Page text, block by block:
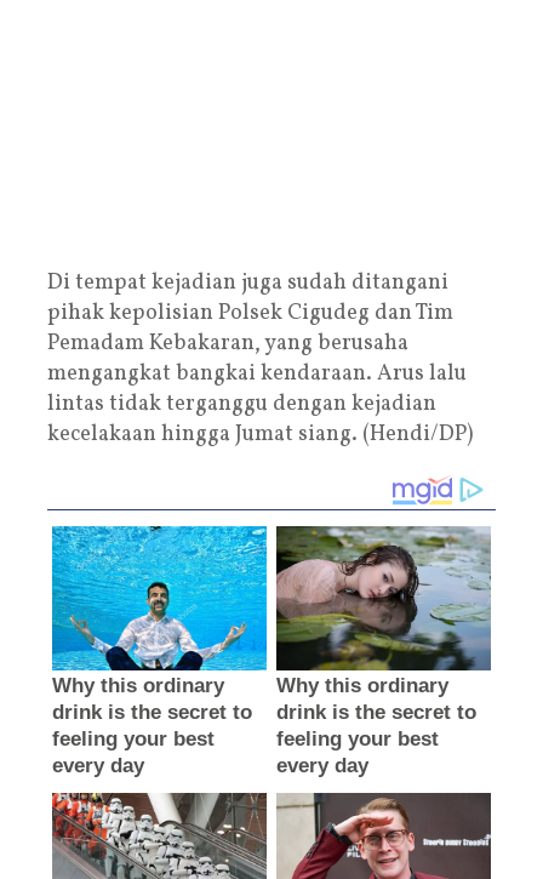
Di tempat kejadian juga sudah ditangani
pihak kepolisian Polsek Cigudeg dan Tim
Pemadam Kebakaran, yang berusaha
mengangkat bangkai kendaraan. Arus lalu
lintas tidak terganggu dengan kejadian
kecelakaan hingga Jumat siang. (Hendi/DP)